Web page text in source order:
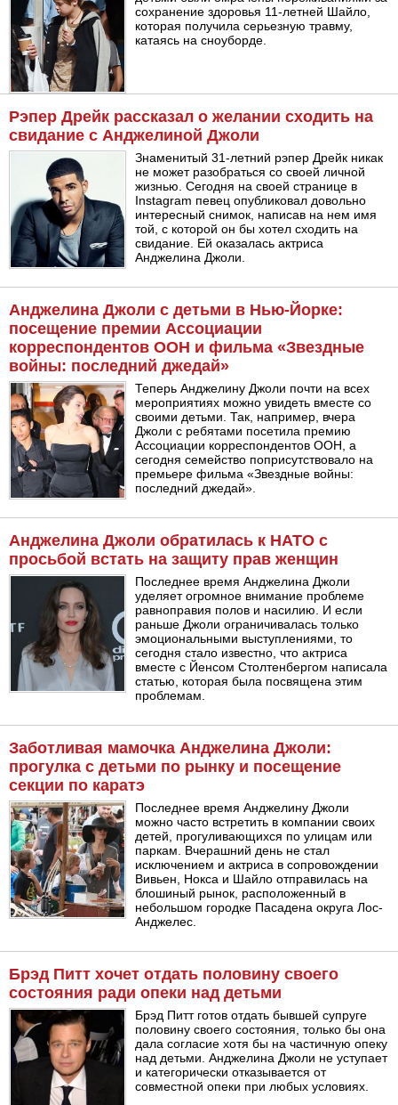
сохранение здоровья 11-летней Шайло,
которая получила серьезную травму,
катаясь на сноуборде.
Рэпер Дрейк рассказал о желании сходить на
свидание с Анджелиной Джоли
Знаменитый 31-летний рэпер Дрейк никак
не может разобраться со своей личной
жизнью. Сегодня на своей странице в
Instagram певец опубликовал довольно
интересный снимок, написав на нем имя
той, с которой он бы хотел сходить на
свидание. Ей оказалась актриса
Анджелина Джоли.
Анджелина Джоли с детьми в Нью-Йорке:
посещение премии Ассоциации
корреспондентов ООН и фильма «Звездные
войны: последний джедай»
Теперь Анджелину Джоли почти на всех
мероприятиях можно увидеть вместе со
своими детьми. Так, например, вчера
Джоли с ребятами посетила премию
Ассоциации корреспондентов ООН, а
сегодня семейство поприсутствовало на
премьере фильма «Звездные войны:
последний джедай».
Анджелина Джоли обратилась к НАТО с
просьбой встать на защиту прав женщин
Последнее время Анджелина Джоли
уделяет огромное внимание проблеме
равноправия полов и насилию. И если
раньше Джоли ограничивалась только
эмоциональными выступлениями, то
сегодня стало известно, что актриса
вместе с Йенсом Столтенбергом написала
статью, которая была посвящена этим
проблемам.
Заботливая мамочка Анджелина Джоли:
прогулка с детьми по рынку и посещение
секции по каратэ
Последнее время Анджелину Джоли
можно часто встретить в компании своих
детей, прогуливающихся по улицам или
паркам. Вчерашний день не стал
исключением и актриса в сопровождении
Вивьен, Нокса и Шайло отправилась на
блошиный рынок, расположенный в
небольшом городке Пасадена округа Лос-
Анджелес.
Брэд Питт хочет отдать половину своего
состояния ради опеки над детьми
Брэд Питт готов отдать бывшей супруге
половину своего состояния, только бы она
дала согласие хотя бы на частичную опеку
над детьми. Анджелина Джоли не уступает
и категорически отказывается от
совместной опеки при любых условиях.